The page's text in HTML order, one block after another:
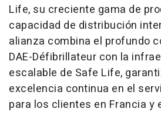
Life, su creciente gama de
capacidad de distribución
alianza combina el profundo
DAE-Défibrillateur con la
escalable de Safe Life,
excelencia continua en el
para los clientes en Francia y